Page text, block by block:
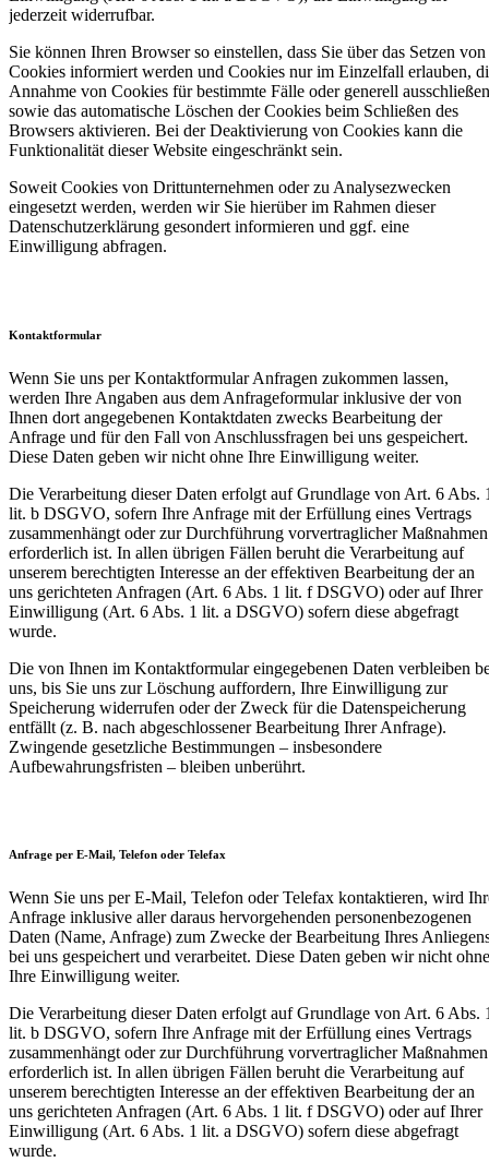
jederzeit widerrufbar.
Sie können Ihren Browser so einstellen, dass Sie über das Setzen von
Cookies informiert werden und Cookies nur im Einzelfall erlauben,
Annahme von Cookies für bestimmte Fälle oder generell ausschließen
sowie das automatische Löschen der Cookies beim Schließen des
Browsers aktivieren. Bei der Deaktivierung von Cookies kann die
Funktionalität dieser Website eingeschränkt sein.
Soweit Cookies von Drittunternehmen oder zu Analysezwecken
eingesetzt werden, werden wir Sie hierüber im Rahmen dieser
Datenschutzerklärung gesondert informieren und ggf. eine
Einwilligung abfragen.
Kontaktformular
Wenn Sie uns per Kontaktformular Anfragen zukommen lassen,
werden Ihre Angaben aus dem Anfrageformular inklusive der von
Ihnen dort angegebenen Kontaktdaten zwecks Bearbeitung der
Anfrage und für den Fall von Anschlussfragen bei uns gespeichert.
Diese Daten geben wir nicht ohne Ihre Einwilligung weiter.
Die Verarbeitung dieser Daten erfolgt auf Grundlage von Art. 6 Abs.
lit. b DSGVO, sofern Ihre Anfrage mit der Erfüllung eines Vertrags
zusammenhängt oder zur Durchführung vorvertraglicher Maßnahmen
erforderlich ist. In allen übrigen Fällen beruht die Verarbeitung auf
unserem berechtigten Interesse an der effektiven Bearbeitung der an
uns gerichteten Anfragen (Art. 6 Abs. 1 lit. f DSGVO) oder auf Ihrer
Einwilligung (Art. 6 Abs. 1 lit. a DSGVO) sofern diese abgefragt
wurde.
Die von Ihnen im Kontaktformular eingegebenen Daten verbleiben
uns, bis Sie uns zur Löschung auffordern, Ihre Einwilligung zur
Speicherung widerrufen oder der Zweck für die Datenspeicherung
entfällt (z. B. nach abgeschlossener Bearbeitung Ihrer Anfrage).
Zwingende gesetzliche Bestimmungen – insbesondere
Aufbewahrungsfristen – bleiben unberührt.
Anfrage per E-Mail, Telefon oder Telefax
Wenn Sie uns per E-Mail, Telefon oder Telefax kontaktieren, wird
Anfrage inklusive aller daraus hervorgehenden personenbezogenen
Daten (Name, Anfrage) zum Zwecke der Bearbeitung Ihres
bei uns gespeichert und verarbeitet. Diese Daten geben wir nicht ohne
Ihre Einwilligung weiter.
Die Verarbeitung dieser Daten erfolgt auf Grundlage von Art. 6 Abs.
lit. b DSGVO, sofern Ihre Anfrage mit der Erfüllung eines Vertrags
zusammenhängt oder zur Durchführung vorvertraglicher Maßnahmen
erforderlich ist. In allen übrigen Fällen beruht die Verarbeitung auf
unserem berechtigten Interesse an der effektiven Bearbeitung der an
uns gerichteten Anfragen (Art. 6 Abs. 1 lit. f DSGVO) oder auf Ihrer
Einwilligung (Art. 6 Abs. 1 lit. a DSGVO) sofern diese abgefragt
wurde.